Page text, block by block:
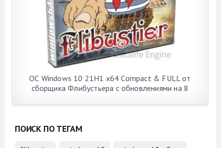
ОС Windows 10 21H1 x64 Compact & FULL от
сборщика Флибустьера с обновлениями на 8
ПОИСК ПО ТЕГАМ